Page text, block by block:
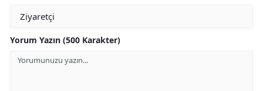
Yorum Yazın (500 Karakter)